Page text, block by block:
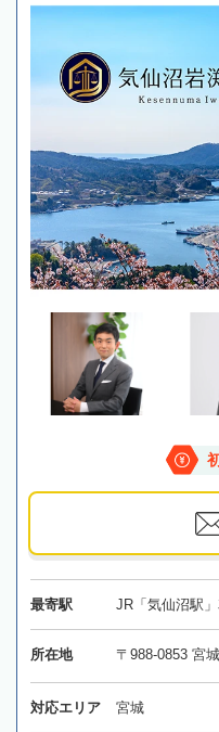
最寄駅 JR「気仙沼駅
所在地 〒988-0853 宮
対応エリア 宮城